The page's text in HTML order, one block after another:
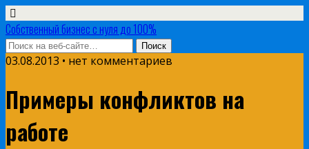
Собственный бизнес с нуля до 100%
03.08.2013 • нет комментариев
Примеры конфликтов на
работе